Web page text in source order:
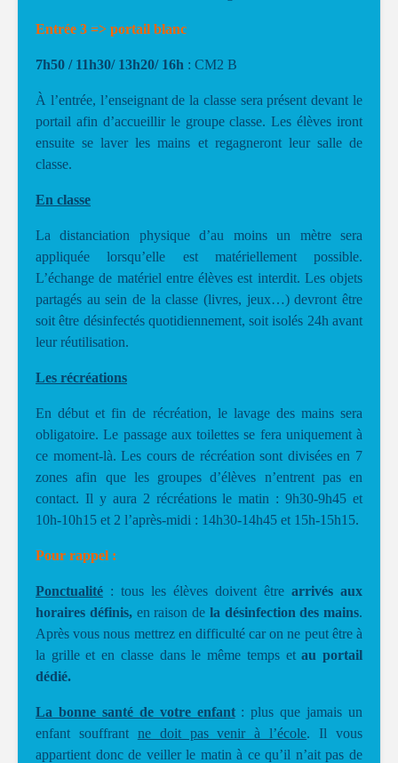
Entrée 3 => portail blanc
7h50 / 11h30/ 13h20/ 16h : CM2 B
À l’entrée, l’enseignant de la classe sera présent devant le
portail afin d’accueillir le groupe classe. Les élèves iront
ensuite se laver les mains et regagneront leur salle de
classe.
En classe
La distanciation physique d’au moins un mètre sera
appliquée lorsqu’elle est matériellement possible.
L’échange de matériel entre élèves est interdit. Les objets
partagés au sein de la classe (livres, jeux…) devront être
soit être désinfectés quotidiennement, soit isolés 24h avant
leur réutilisation.
Les récréations
En début et fin de récréation, le lavage des mains sera
obligatoire. Le passage aux toilettes se fera uniquement à
ce moment-là. Les cours de récréation sont divisées en 7
zones afin que les groupes d’élèves n’entrent pas en
contact. Il y aura 2 récréations le matin : 9h30-9h45 et
10h-10h15 et 2 l’après-midi : 14h30-14h45 et 15h-15h15.
Pour rappel :
Ponctualité : tous les élèves doivent être arrivés aux
horaires définis, en raison de la désinfection des mains.
Après vous nous mettrez en difficulté car on ne peut être à
la grille et en classe dans le même temps etau portail
dédié.
La bonne santé de votre enfant: plus que jamais un
enfant souffrant ne doit pas venir à l’école. Il vous
appartient donc de veiller le matin à ce qu’il n’ait pas de